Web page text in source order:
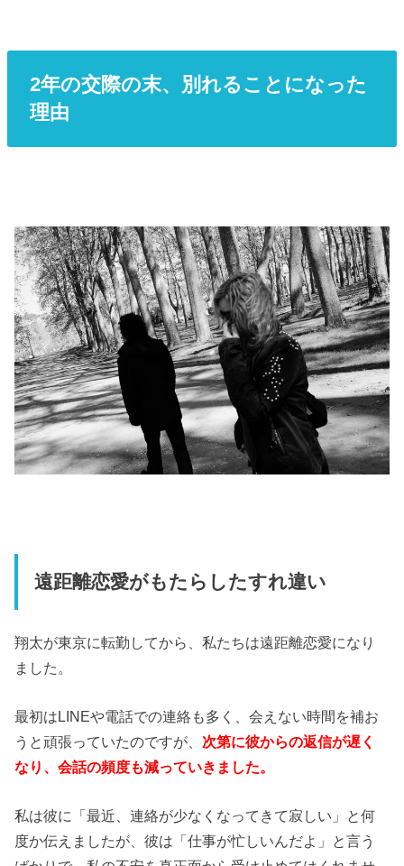
2年の交際の末、別れることになった
理由
遠距離恋愛がもたらしたすれ違い
翔太が東京に転勤してから、私たちは遠距離恋愛になり
ました。
最初はLINEや電話での連絡も多く、会えない時間を補お
うと頑張っていたのですが、 次第に彼からの返信が遅く
なり、会話の頻度も減っていきました。
私は彼に「最近、連絡が少なくなってきて寂しい」と何
度か伝えましたが、彼は「仕事が忙しいんだよ」と言う